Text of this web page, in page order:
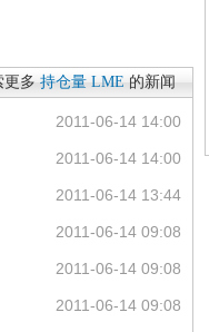
更多 持仓量 LME 的新闻
2011-06-14 14:00
2011-06-14 14:00
2011-06-14 13:44
2011-06-14 09:08
2011-06-14 09:08
2011-06-14 09:08